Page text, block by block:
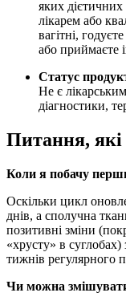
яких дієтичних
лікарем або
вагітні,
або приймаєте
Статус
Не є
діагностики,
Питання, які
Коли я побачу
Оскільки цикл
днів, а сполучна
позитивні зміни
«хрусту» в
тижнів регулярного
Чи можна